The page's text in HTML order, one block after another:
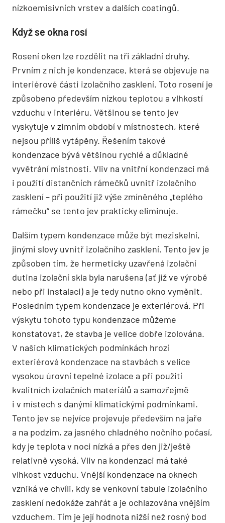
nízkoemisivních vrstev a dalších coatingů.
Když se okna rosí
Rosení oken lze rozdělit na tři základní druhy.
Prvním z nich je kondenzace, která se objevuje na
interiérové části izolačního zasklení. Toto rosení je
způsobeno především nízkou teplotou a vlhkostí
vzduchu v interiéru. Většinou se tento jev
vyskytuje v zimním období v místnostech, které
nejsou příliš vytápěny. Řešením takové
kondenzace bývá většinou rychlé a důkladné
vyvětrání místnosti. Vliv na vnitřní kondenzaci má
i použití distančních rámečků uvnitř izolačního
zasklení – při použití již výše zmíněného „teplého
rámečku“ se tento jev prakticky eliminuje.
Dalším typem kondenzace může být mezi­skelní,
jinými slovy uvnitř izolačního zasklení. Tento jev je
způsoben tím, že hermeticky uzavřená izolační
dutina izolační skla byla narušena (ať již ve výrobě
nebo při instalaci) a je tedy nutno okno vyměnit.
Posledním typem kondenzace je exteriérová. Při
výskytu tohoto typu kondenzace můžeme
konstatovat, že stavba je velice dobře izolována.
V našich klimatických podmínkách hrozí
exteriérová kondenzace na stavbách s velice
vysokou úrovní tepelné izolace a při použití
kvalitních izolačních materiálů a samozřejmě
i v místech s danými klimatickými podmínkami.
Tento jev se nejvíce projevuje především na jaře
a na podzim, za jasného chladného nočního počasí,
kdy je teplota v noci nízká a přes den již/ještě
relativně vysoká. Vliv na kondenzaci má také
vlhkost vzduchu. Vnější kondenzace na oknech
vzniká ve chvíli, kdy se venkovní tabule izolačního
zasklení nedokáže zahřát a je ochlazována vnějším
vzduchem. Tím je její hodnota nižší než rosný bod